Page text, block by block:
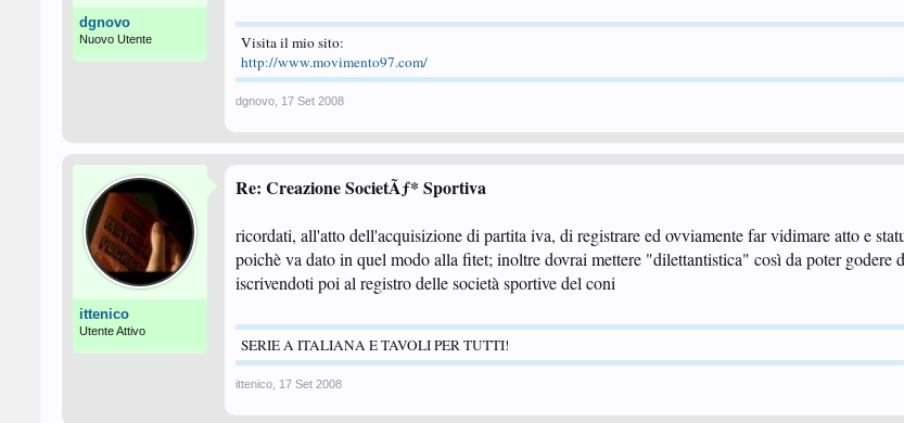
dgnovo
Nuovo Utente
Visita il mio sito:
http://www.movimento97.com/
dgnovo 17 Set 2008
ittenico
Utente Attivo
Re: Creazione SocietÃƒ* Sportiva
ricordati, all'atto dell'acquisizione di partita iva, di registrare ed ovviamente far vidimare atto e
poichè va dato in quel modo alla fitet; inoltre dovrai mettere "dilettantistica" così da poter godere
iscrivendoti poi al registro delle società sportive del coni
SERIE A ITALIANA E TAVOLI PER TUTTI!
ittenico 17 Set 2008